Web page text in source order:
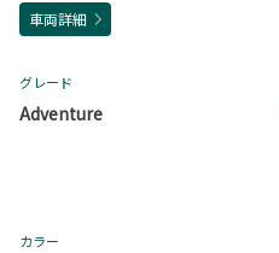
車両詳細
グレード
Adventure
カラー